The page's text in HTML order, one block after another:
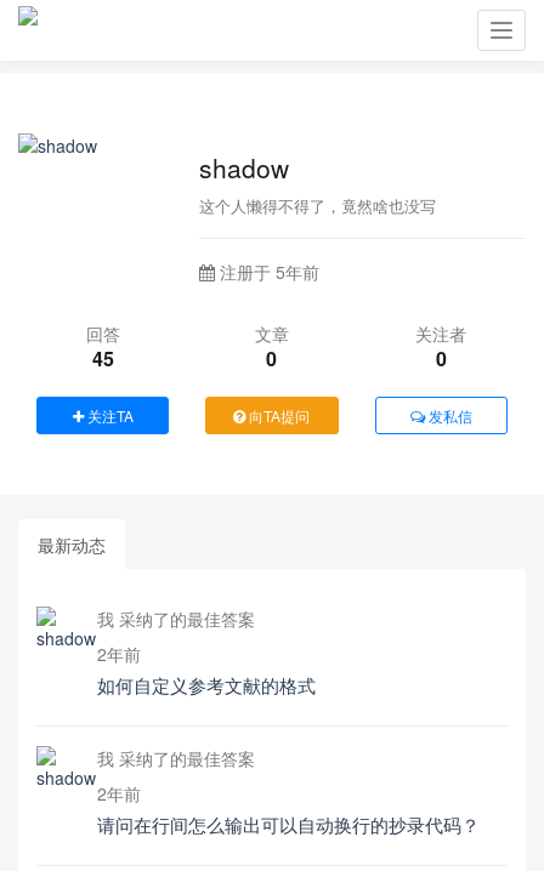
shadow
这个人懒得不得了，竟然啥也没写
注册于 5年前
回答
45
文章
0
关注者
0
关注TA 向TA提问 发私信
最新动态
我 采纳了的最佳答案
2年前
如何自定义参考文献的格式
我 采纳了的最佳答案
2年前
请问在行间怎么输出可以自动换行的抄录代码？